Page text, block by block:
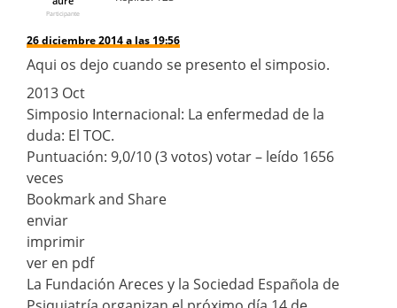
Participante
26 diciembre 2014 a las 19:56
Aqui os dejo cuando se presento el simposio.
2013 Oct
Simposio Internacional: La enfermedad de la
duda: El TOC.
Puntuación: 9,0/10 (3 votos) votar – leído 1656
veces
Bookmark and Share
enviar
imprimir
ver en pdf
La Fundación Areces y la Sociedad Española de